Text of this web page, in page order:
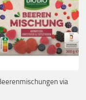
via